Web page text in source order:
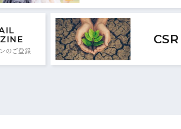
89-1375
87-0891
のご登録
CSR